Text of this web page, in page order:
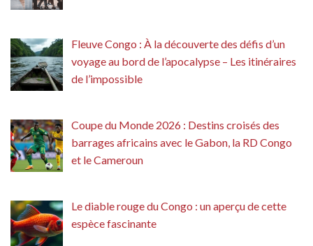
Fleuve Congo : À la découverte des défis d’un
voyage au bord de l’apocalypse – Les itinéraires
de l’impossible
Coupe du Monde 2026 : Destins croisés des
barrages africains avec le Gabon, la RD Congo
et le Cameroun
Le diable rouge du Congo : un aperçu de cette
espèce fascinante